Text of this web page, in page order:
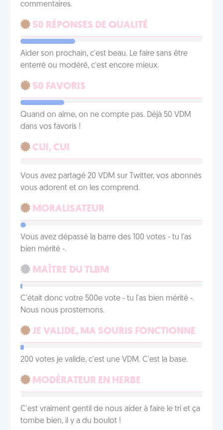
commentaires.
50 RÉPONSES DE QUALITÉ
Aider son prochain, c'est beau. Le faire sans être
enterré ou modéré, c'est encore mieux.
50 FAVORIS
Quand on aime, on ne compte pas. Déjà 50 VDM
dans vos favoris !
CUI, CUI
Vous avez partagé 20 VDM sur Twitter, vos abonnés
vous adorent et on les comprend.
MORALISATEUR
Vous avez dépassé la barre des 100 votes - tu l'as
bien mérité -.
MAÎTRE DU TLBM
C'était donc votre 500e vote - tu l'as bien mérité -.
Nous nous prosternons.
JE VALIDE, MA SOURIS FONCTIONNE
200 votes je valide, c'est une VDM. C'est la base.
MODÉRATEUR EN HERBE
C'est vraiment gentil de nous aider à faire le tri et ça
tombe bien, il y a du boulot !